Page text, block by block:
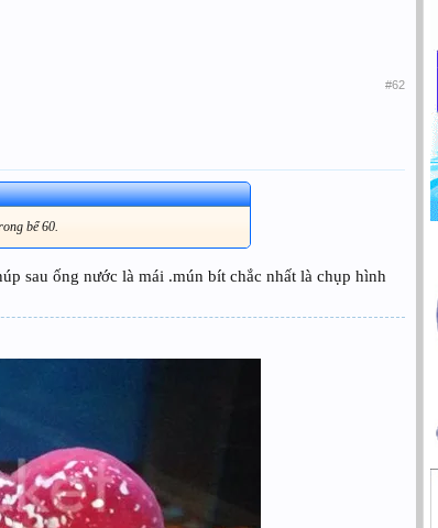
#62
bể 60.
sau ống nước là mái .mún bít chắc nhất là chụp hình